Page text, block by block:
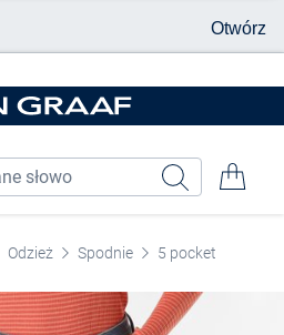
Odzież Spodnie 5 pocket
Otwórz